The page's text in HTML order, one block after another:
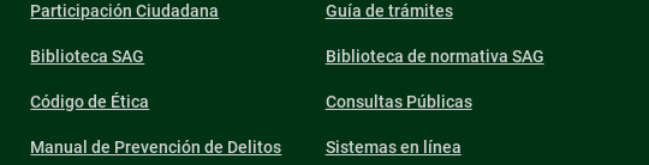
Participación Ciudadana
Biblioteca SAG
Código de Ética
Manual de Prevención de Delitos
Guía de trámites
Biblioteca de normativa SAG
Consultas Públicas
Sistemas en línea